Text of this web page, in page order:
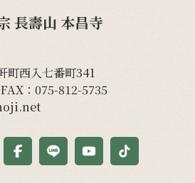
長壽山 本昌寺
町西入七番町341
：075-812-5735